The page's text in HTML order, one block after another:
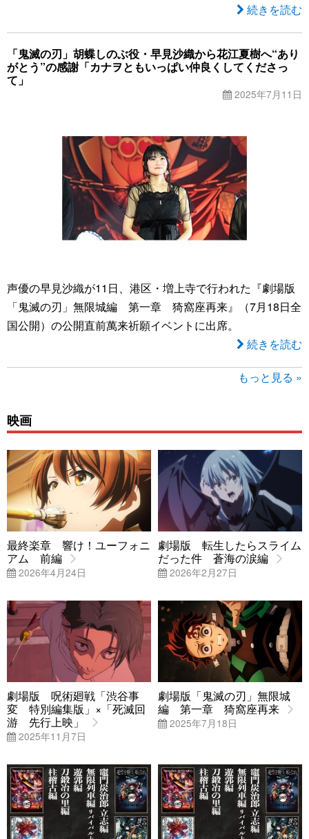
続きを読む
「鬼滅の刃」胡蝶しのぶ役・早見沙織から花江夏樹へ“あり
がとう”の感謝「カナヲともいっぱい仲良くしてくださっ
て」
2025年7月11日
声優の早見沙織が11日、港区・増上寺で行われた『劇場版
「鬼滅の刃」無限城編 第一章 猗窩座再来』（7月18日全
国公開）の公開直前萬来祈願イベントに出席。
続きを読む
もっと見る »
映画
最終楽章 響け！ユーフォニ
アム 前編
2026年4月24日
劇場版 転生したらスライム
だった件 蒼海の涙編
2026年2月27日
劇場版 呪術廻戦「渋谷事
変 特別編集版」×「死滅回
游 先行上映」
2025年11月7日
劇場版「鬼滅の刃」無限城
編 第一章 猗窩座再来
2025年7月18日